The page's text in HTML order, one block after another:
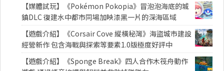
【媒體試玩】《Pokémon Pokopia》冒泡泡海底的城
鎮DLC 復建水中都市同場加映漆黑一片的深海區域
【遊戲介紹】《Corsair Cove 縱橫秘灣》海盜城市建設
經營新作 包含海戰與探索等要素1.0版極度好評中
【遊戲介紹】《Sponge Break》四人合作木筏舟動作